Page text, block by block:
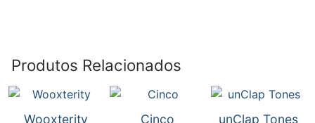
Produtos Relacionados
Wooxterity Cinco unClap Tones